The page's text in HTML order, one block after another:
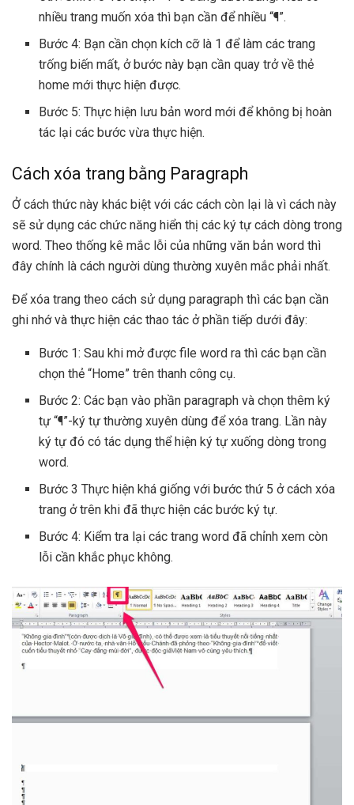
nhiều trang muốn xóa thì bạn cần để nhiều “¶”.
Bước 4: Bạn cần chọn kích cỡ là 1 để làm các trang
trống biến mất, ở bước này bạn cần quay trở về thẻ
home mới thực hiện được.
Bước 5: Thực hiện lưu bản word mới để không bị hoàn
tác lại các bước vừa thực hiện.
Cách xóa trang bằng Paragraph
Ở cách thức này khác biệt với các cách còn lại là vì cách này
sẽ sử dụng các chức năng hiển thị các ký tự cách dòng trong
word. Theo thống kê mắc lỗi của những văn bản word thì
đây chính là cách người dùng thường xuyên mắc phải nhất.
Để xóa trang theo cách sử dụng paragraph thì các bạn cần
ghi nhớ và thực hiện các thao tác ở phần tiếp dưới đây:
Bước 1: Sau khi mở được file word ra thì các bạn cần
chọn thẻ “Home” trên thanh công cụ.
Bước 2: Các bạn vào phần paragraph và chọn thêm ký
tự “¶”-ký tự thường xuyên dùng để xóa trang. Lần này
ký tự đó có tác dụng thể hiện ký tự xuống dòng trong
word.
Bước 3 Thực hiện khá giống với bước thứ 5 ở cách xóa
trang ở trên khi đã thực hiện các bước ký tự.
Bước 4: Kiểm tra lại các trang word đã chỉnh xem còn
lỗi cần khắc phục không.